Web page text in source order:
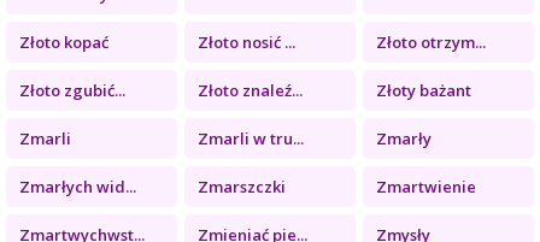
Złoto kopać Złoto nosić ... Złoto otrzym...
Złoto zgubić... Złoto znaleź... Złoty bażant
Zmarli Zmarli w tru... Zmarły
Zmarłych wid... Zmarszczki Zmartwienie
Zmartwychwst... Zmieniać pie... Zmysły